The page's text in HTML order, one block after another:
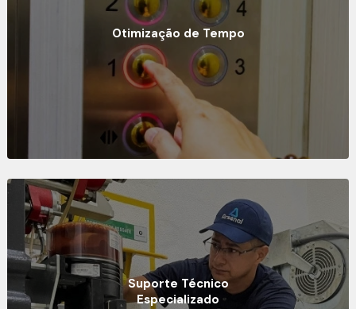
Otimização de Tempo
Suporte Técnico
Especializado